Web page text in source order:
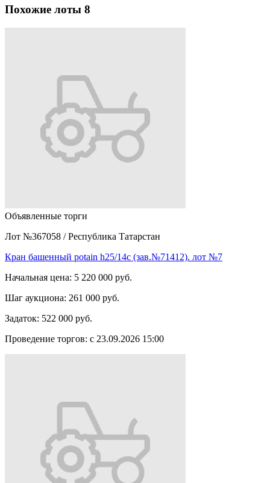
Похожие лоты 8
Объявленные торги
Лот №367058 / Республика Татарстан
Кран башенный potain h25/14c (зав.№71412). лот №7
Начальная цена: 5 220 000 руб.
Шаг аукциона: 261 000 руб.
Задаток: 522 000 руб.
Проведение торгов: с 23.09.2026 15:00